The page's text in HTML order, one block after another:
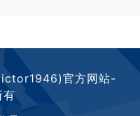
官方网站-
有